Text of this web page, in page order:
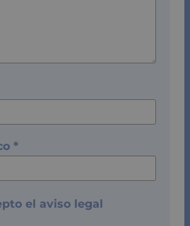
*
el aviso legal